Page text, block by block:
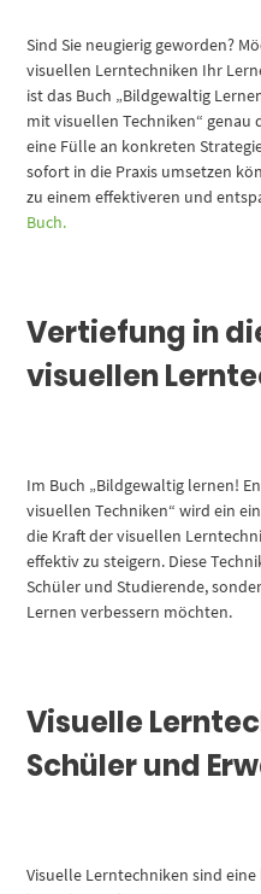
Sind Sie neugierig geworden?
visuellen Lerntechniken Ihr
ist das Buch „Bildgewaltig
mit visuellen Techniken“ genau
eine Fülle an konkreten
sofort in die Praxis umsetzen
zu einem effektiveren und
Buch.
Vertiefung in
visuellen
Im Buch „Bildgewaltig lernen!
visuellen Techniken“ wird ein
die Kraft der visuellen
effektiv zu steigern. Diese
Schüler und Studierende,
Lernen verbessern möchten.
Visuelle
Schüler und
Visuelle Lerntechniken sind